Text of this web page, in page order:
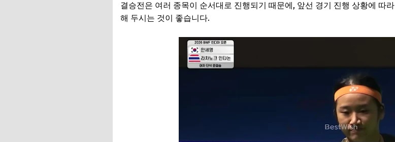
결승전은 여러 종목이 순서대로 진행되기 때문에, 앞선 경기 진행 상황에 따라
해 두시는 것이 좋습니다.